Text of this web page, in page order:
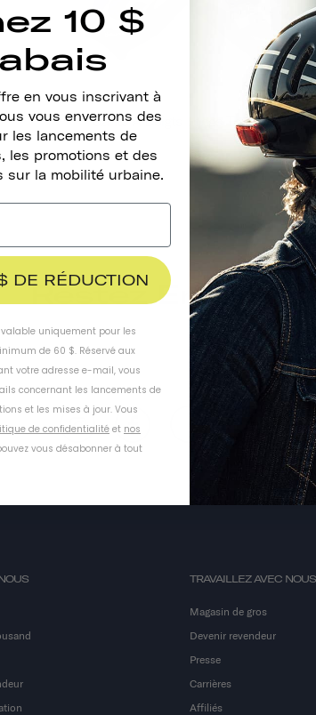
Gants À Doigts Longs Thousand
Restez En
TRAVAILLEZ AVEC NOUS
Magasin de gros
Devenir revendeur
Presse
Carrières
Affiliés
10 $
en vous inscrivant à
vous enverrons des
les lancements de
les promotions et des
sur la mobilité urbaine.
DE RÉDUCTION
uniquement pour les
de 60 $. Réservé aux
votre adresse e-mail, vous
concernant les lancements de
et les mises à jour. Vous
de confidentialité et nos
vous désabonner à tout